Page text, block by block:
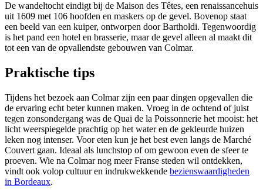
De wandeltocht eindigt bij de Maison des Têtes, een renaissancehuis
uit 1609 met 106 hoofden en maskers op de gevel. Bovenop staat
een beeld van een kuiper, ontworpen door Bartholdi. Tegenwoordig
is het pand een hotel en brasserie, maar de gevel alleen al maakt dit
tot een van de opvallendste gebouwen van Colmar.
Praktische tips
Tijdens het bezoek aan Colmar zijn een paar dingen opgevallen die
de ervaring echt beter kunnen maken. Vroeg in de ochtend of juist
tegen zonsondergang was de Quai de la Poissonnerie het mooist: het
licht weerspiegelde prachtig op het water en de gekleurde huizen
leken nog intenser. Voor eten kun je het best even langs de Marché
Couvert gaan. Ideaal als lunchstop of om gewoon even de sfeer te
proeven. Wie na Colmar nog meer Franse steden wil ontdekken,
vindt ook volop cultuur en indrukwekkende bezienswaardigheden
in Bordeaux.